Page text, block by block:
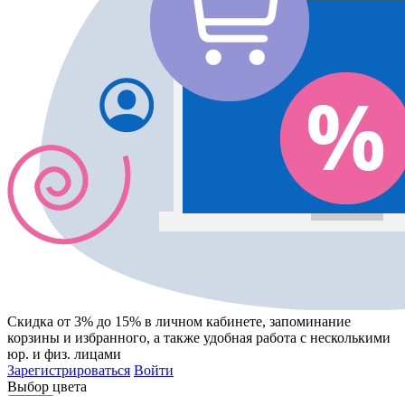
Скидка от 3% до 15% в личном кабинете, запоминание
корзины и избранного, а также удобная работа с несколькими
юр. и физ. лицами
Зарегистрироваться Войти
Выбор цвета